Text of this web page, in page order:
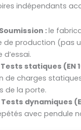
indépendants
:le
de production (pas
statiques (EN
de charges
de la porte.
dynamiques
avec pendule